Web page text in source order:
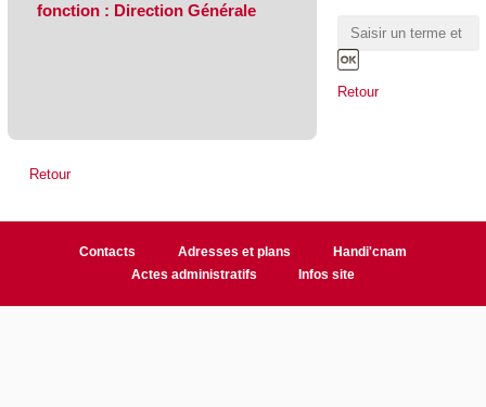
Retour
fonction : Direction Générale
Retour
Contacts Adresses et plans
Handi'cnam
Actes administratifs
Infos site